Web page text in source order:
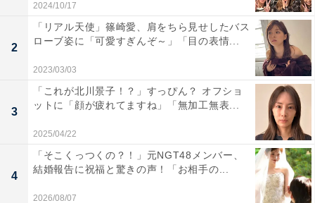
2024/10/17
2
「リアル天使」篠崎愛、肩をちら見せしたバス
ローブ姿に「可愛すぎんぞ～」「目の表情...
2023/03/03
3
「これが北川景子！？」すっぴん？ オフショ
ットに「顔が疲れてますね」「無加工無表...
2025/04/22
4
「そこくっつくの？！」元NGT48メンバー、
結婚報告に祝福と驚きの声！「お相手の...
2026/08/07